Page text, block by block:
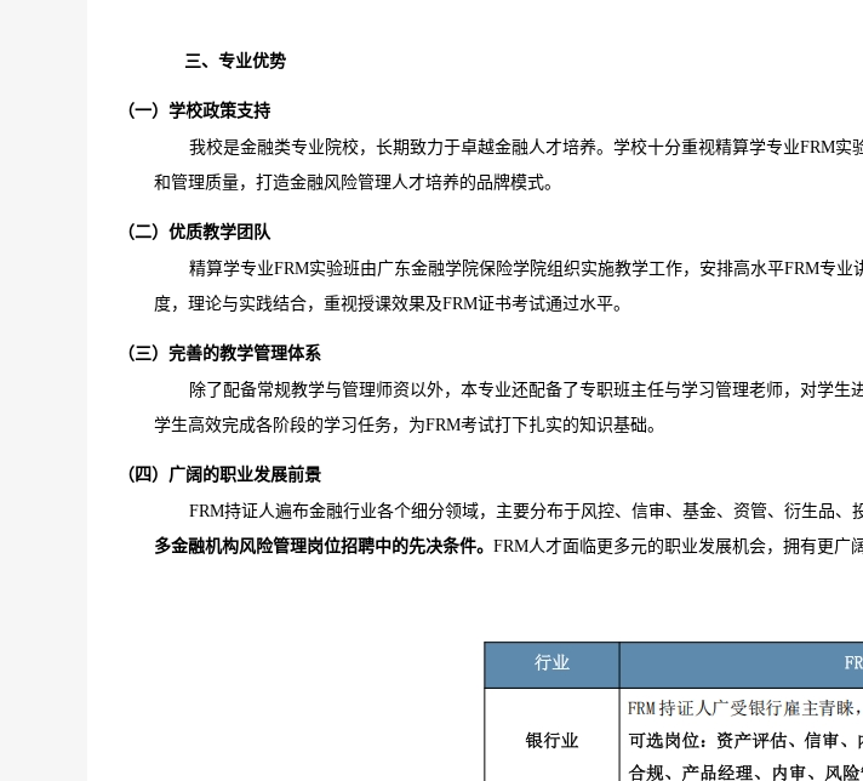
三、专业优势
（一）学校政策支持
我校是金融类专业院校，长期致力于卓越金融人才培养。学校十分重视精算学专业FRM实
和管理质量，打造金融风险管理人才培养的品牌模式。
（二）优质教学团队
精算学专业FRM实验班由广东金融学院保险学院组织实施教学工作，安排高水平FRM专
度，理论与实践结合，重视授课效果及FRM证书考试通过水平。
（三）完善的教学管理体系
除了配备常规教学与管理师资以外，本专业还配备了专职班主任与学习管理老师，对学
学生高效完成各阶段的学习任务，为FRM考试打下扎实的知识基础。
（四）广阔的职业发展前景
FRM持证人遍布金融行业各个细分领域，主要分布于风控、信审、基金、资管、衍生品
多金融机构风险管理岗位招聘中的先决条件。 FRM人才面临更多元的职业发展机会，拥有更广